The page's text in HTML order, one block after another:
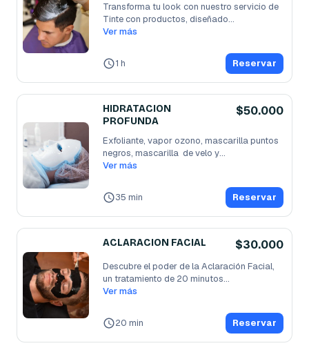
Transforma tu look con nuestro servicio de
Tinte con productos, diseñado...
Ver más
1 h Reservar
HIDRATACION
PROFUNDA
$50.000
Exfoliante, vapor ozono, mascarilla puntos
negros, mascarilla  de velo y...
Ver más
35 min Reservar
ACLARACION FACIAL $30.000
Descubre el poder de la Aclaración Facial,
un tratamiento de 20 minutos...
Ver más
20 min Reservar